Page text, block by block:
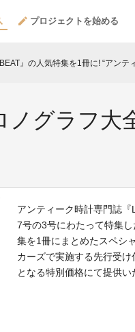
プロジェクトを始める
』の人気特集を1冊に! “アンテ
グラフ大
アンティーク時計専門誌
7号の3号にわたって特集
集を1冊にまとめたスペシ
カーズで実施する先行受
となる特別価格にて提供い